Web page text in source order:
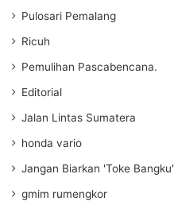
Pulosari Pemalang
Ricuh
Pemulihan Pascabencana.
Editorial
Jalan Lintas Sumatera
honda vario
Jangan Biarkan 'Toke Bangku'
gmim rumengkor